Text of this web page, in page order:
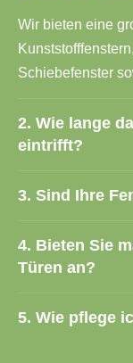
Wir bieten eine
Schiebefenster
2. Wie lange
eintrifft?
3. Sind Ihre
4. Bieten Sie
Türen an?
5. Wie pflege